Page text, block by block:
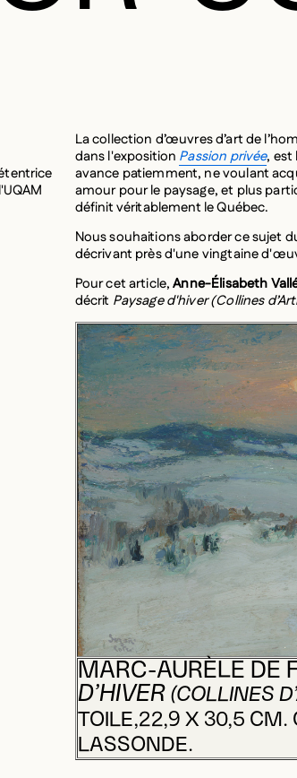
|
La collection d’œuvres d’art de
dans l'exposition Passion privée, est
avance patiemment, ne voulant
amour pour le paysage, et plus
définit véritablement le Québec.
Nous souhaitions aborder ce sujet
décrivant près d'une vingtaine
Pour cet article,Anne-Élisabeth
décrit Paysage d'hiver(Collines
MARC-AURÈLE DE
D’HIVER (COLLINES
TOILE,22,9 X 30,5 CM.
LASSONDE.